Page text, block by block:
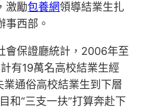
激勵包養網領導結業生扎
事西部。
會保證廳統計，2006年至
有19萬名高校結業生經
業通俗高校結業生到下層
和“三支一扶”打算奔赴下